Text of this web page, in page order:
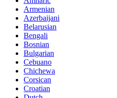
Armenian
Azerbaijani
Belarusian
Bengali
Bosnian
Bulgarian
Cebuano
Chichewa
Corsican
Croatian